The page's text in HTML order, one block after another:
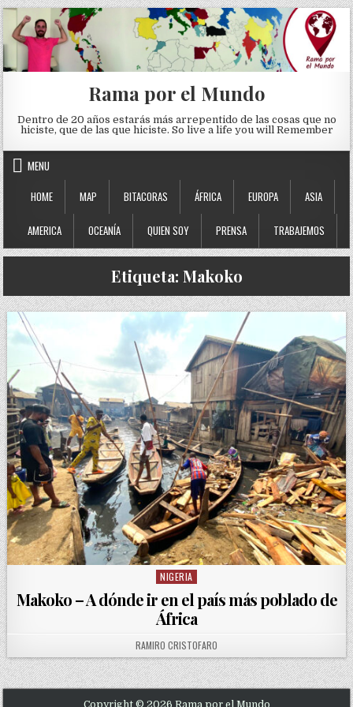
Skip to content
Rama por el Mundo
Dentro de 20 años estarás más arrepentido de las cosas que no
hiciste, que de las que hiciste. So live a life you will Remember
MENU
HOME
MAP BITACORAS ÁFRICA EUROPA ASIA
AMERICA OCEANÍA QUIEN SOY PRENSA TRABAJEMOS
Etiqueta: Makoko
Posted in
NIGERIA
Makoko – A dónde ir en el país más poblado de
África
AUTHOR:
RAMIRO CRISTOFARO